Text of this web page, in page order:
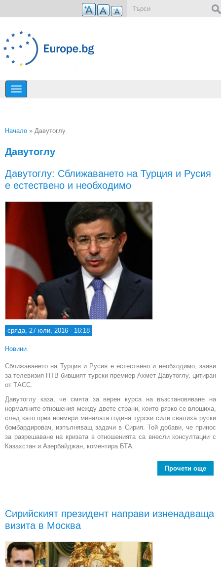
Премини към основното съдържание
Начало » Давутоглу
Давутоглу
Давутоглу: Сближаването на Турция и Русия
е естествено и необходимо
сряда, 27 юли, 2016 - 16:18
Новини
Сближаването на Турция и Русия е естествено и необходимо, заяви
за телевизия НТВ бившият турски премиер Ахмет Давутоглу, цитиран
от ТАСС.
Давутоглу каза, че смята за верен курса на възстановяване на
нормалните отношения между двете страни, които рязко се влошиха,
след като през ноември миналата година турски сили свалиха руски
бомбардировач, изпълняващ задачи в Сирия. Той добави, че принос
за разрешаване на кризата в отношенията са внесли консултации с
Казахстан и Азербайджан, коментира БТА.
Прочети още
Сирийският президент направи изненадваща
визита в Москва